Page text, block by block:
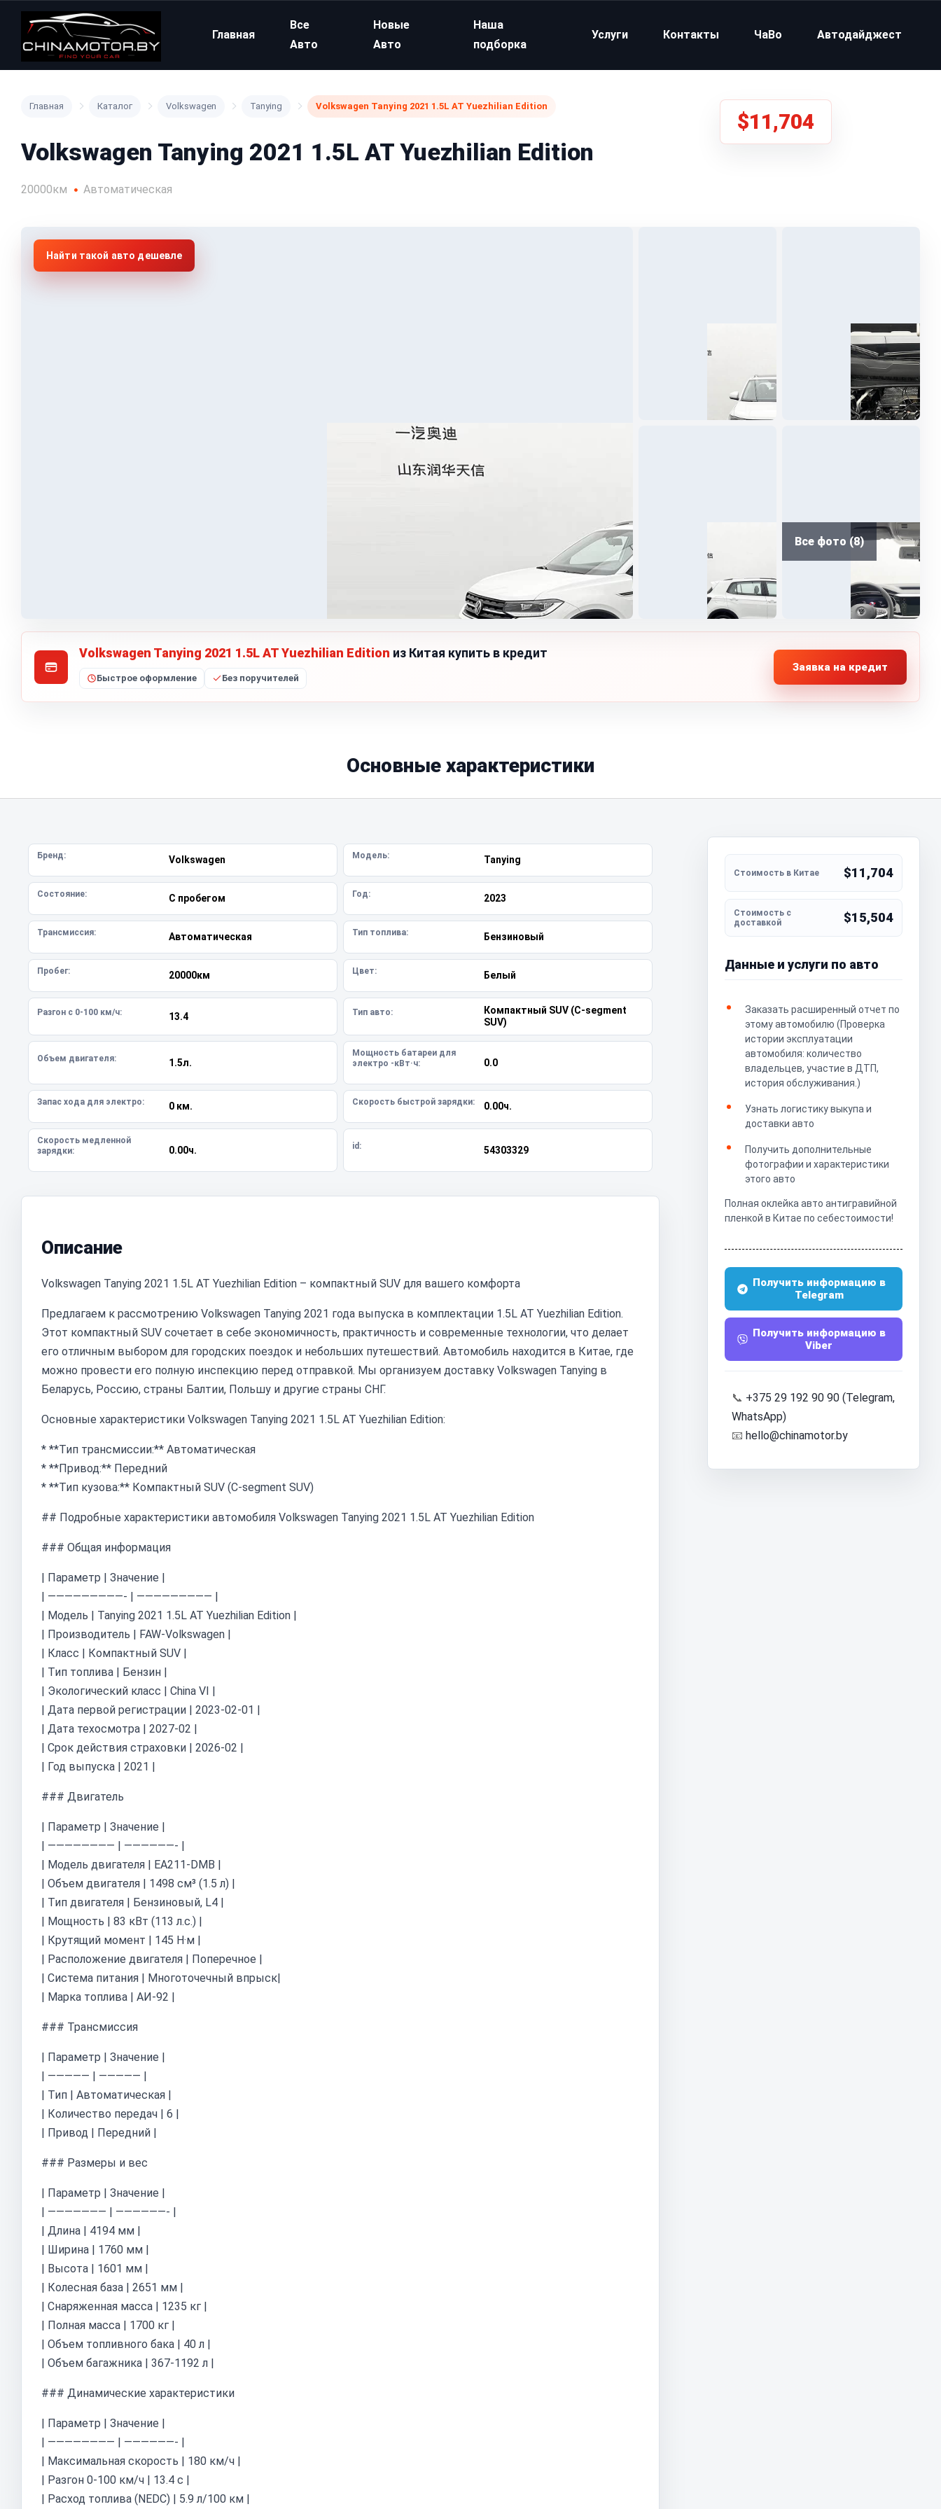
Главная
Все
Авто
Новые
Авто
Наша
подборка
Услуги Контакты ЧаВо Автодайджест
Главная Каталог Volkswagen Tanying Volkswagen Tanying 2021 1.5L AT Yuezhilian Edition
Volkswagen Tanying 2021 1.5L AT Yuezhilian Edition
20000км Автоматическая
$11,704
Все фото (8)
Найти такой авто дешевле
Volkswagen Tanying 2021 1.5L AT Yuezhilian Edition из Китая купить в кредит
Быстрое оформление Без поручителей
Заявка на кредит
Основные характеристики
Бренд: Volkswagen Модель: Tanying
Состояние: С пробегом Год: 2023
Трансмиссия: Автоматическая Тип топлива: Бензиновый
Пробег: 20000км Цвет: Белый
Разгон с 0-100 км/ч: 13.4 Тип авто:
Компактный SUV (C-segment
SUV)
Объем двигателя: 1.5л.
Мощность батареи для
электро -кВт·ч:
0.0
Запас хода для электро: 0 км. Скорость быстрой зарядки: 0.00ч.
Скорость медленной
зарядки:
0.00ч. id: 54303329
Описание
Volkswagen Tanying 2021 1.5L AT Yuezhilian Edition – компактный SUV для вашего комфорта
Предлагаем к рассмотрению Volkswagen Tanying 2021 года выпуска в комплектации 1.5L AT Yuezhilian Edition.
Этот компактный SUV сочетает в себе экономичность, практичность и современные технологии, что делает
его отличным выбором для городских поездок и небольших путешествий. Автомобиль находится в Китае, где
можно провести его полную инспекцию перед отправкой. Мы организуем доставку Volkswagen Tanying в
Беларусь, Россию, страны Балтии, Польшу и другие страны СНГ.
Основные характеристики Volkswagen Tanying 2021 1.5L AT Yuezhilian Edition:
* **Тип трансмиссии:** Автоматическая
* **Привод:** Передний
* **Тип кузова:** Компактный SUV (C-segment SUV)
## Подробные характеристики автомобиля Volkswagen Tanying 2021 1.5L AT Yuezhilian Edition
### Общая информация
| Параметр | Значение |
| —————————- | ————————— |
| Модель | Tanying 2021 1.5L AT Yuezhilian Edition |
| Производитель | FAW-Volkswagen |
| Класс | Компактный SUV |
| Тип топлива | Бензин |
| Экологический класс | China VI |
| Дата первой регистрации | 2023-02-01 |
| Дата техосмотра | 2027-02 |
| Срок действия страховки | 2026-02 |
| Год выпуска | 2021 |
### Двигатель
| Параметр | Значение |
| ———————— | ——————- |
| Модель двигателя | EA211-DMB |
| Объем двигателя | 1498 см³ (1.5 л) |
| Тип двигателя | Бензиновый, L4 |
| Мощность | 83 кВт (113 л.с.) |
| Крутящий момент | 145 Н·м |
| Расположение двигателя | Поперечное |
| Система питания | Многоточечный впрыск|
| Марка топлива | АИ-92 |
### Трансмиссия
| Параметр | Значение |
| ————— | ————— |
| Тип | Автоматическая |
| Количество передач | 6 |
| Привод | Передний |
### Размеры и вес
| Параметр | Значение |
| ——————— | ——————- |
| Длина | 4194 мм |
| Ширина | 1760 мм |
| Высота | 1601 мм |
| Колесная база | 2651 мм |
| Снаряженная масса | 1235 кг |
| Полная масса | 1700 кг |
| Объем топливного бака | 40 л |
| Объем багажника | 367-1192 л |
### Динамические характеристики
| Параметр | Значение |
| ———————— | ——————- |
| Максимальная скорость | 180 км/ч |
| Разгон 0-100 км/ч | 13.4 с |
| Расход топлива (NEDC) | 5.9 л/100 км |
$11,704
$15,504
Данные и услуги по авто
Заказать расширенный отчет по
этому автомобилю (Проверка
истории эксплуатации
автомобиля: количество
владельцев, участие в ДТП,
история обслуживания.)
Узнать логистику выкупа и
доставки авто
Получить дополнительные
фотографии и характеристики
этого авто
Полная оклейка авто антигравийной
пленкой в Китае по себестоимости!
Получить информацию в
Telegram
Получить информацию в
Viber
📞 +375 29 192 90 90 (Telegram,
WhatsApp)
📧 hello@chinamotor.by